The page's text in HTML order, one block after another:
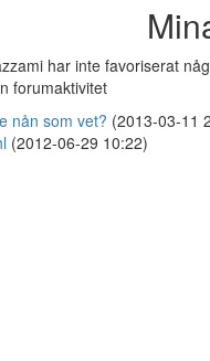
har inte favoriserat
forumaktivitet
nån som vet? (2013-03-11
(2012-06-29 10:22)